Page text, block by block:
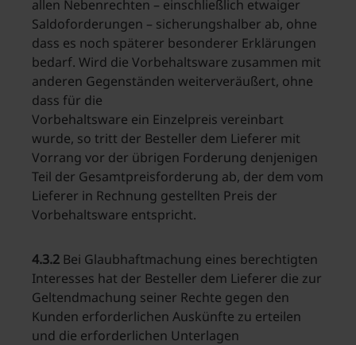
allen Nebenrechten – einschließlich etwaiger
Saldoforderungen – sicherungshalber ab, ohne
dass es noch späterer besonderer Erklärungen
bedarf. Wird die Vorbehaltsware zusammen mit
anderen Gegenständen weiterveräußert, ohne
dass für die
Vorbehaltsware ein Einzelpreis vereinbart
wurde, so tritt der Besteller dem Lieferer mit
Vorrang vor der übrigen Forderung denjenigen
Teil der Gesamtpreisforderung ab, der dem vom
Lieferer in Rechnung gestellten Preis der
Vorbehaltsware entspricht.
4.3.2 Bei Glaubhaftmachung eines berechtigten
Interesses hat der Besteller dem Lieferer die zur
Geltendmachung seiner Rechte gegen den
Kunden erforderlichen Auskünfte zu erteilen
und die erforderlichen Unterlagen